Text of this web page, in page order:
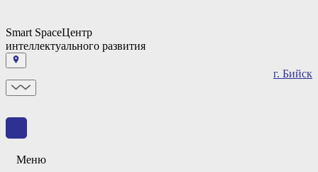
Smart SpaceЦентр
интеллектуального развития
г. Бийск
Меню